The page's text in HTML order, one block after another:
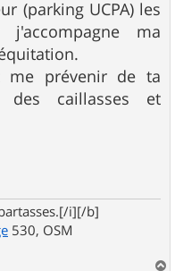
(parking UCPA) les
ma
me prévenir de ta
caillasses et
i][/b]
530, OSM